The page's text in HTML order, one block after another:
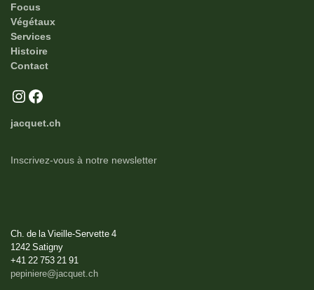
Focus
Végétaux
Services
Histoire
Contact
Instagram Facebook
jacquet.ch
Inscrivez-vous à notre newsletter
Ch. de la Vieille-Servette 4
1242 Satigny
+41 22 753 21 91
pepiniere@jacquet.ch